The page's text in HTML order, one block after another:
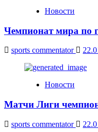
Новости
Чемпионат мира по
sports commentator
Новости
Матчи Лиги
sports commentator